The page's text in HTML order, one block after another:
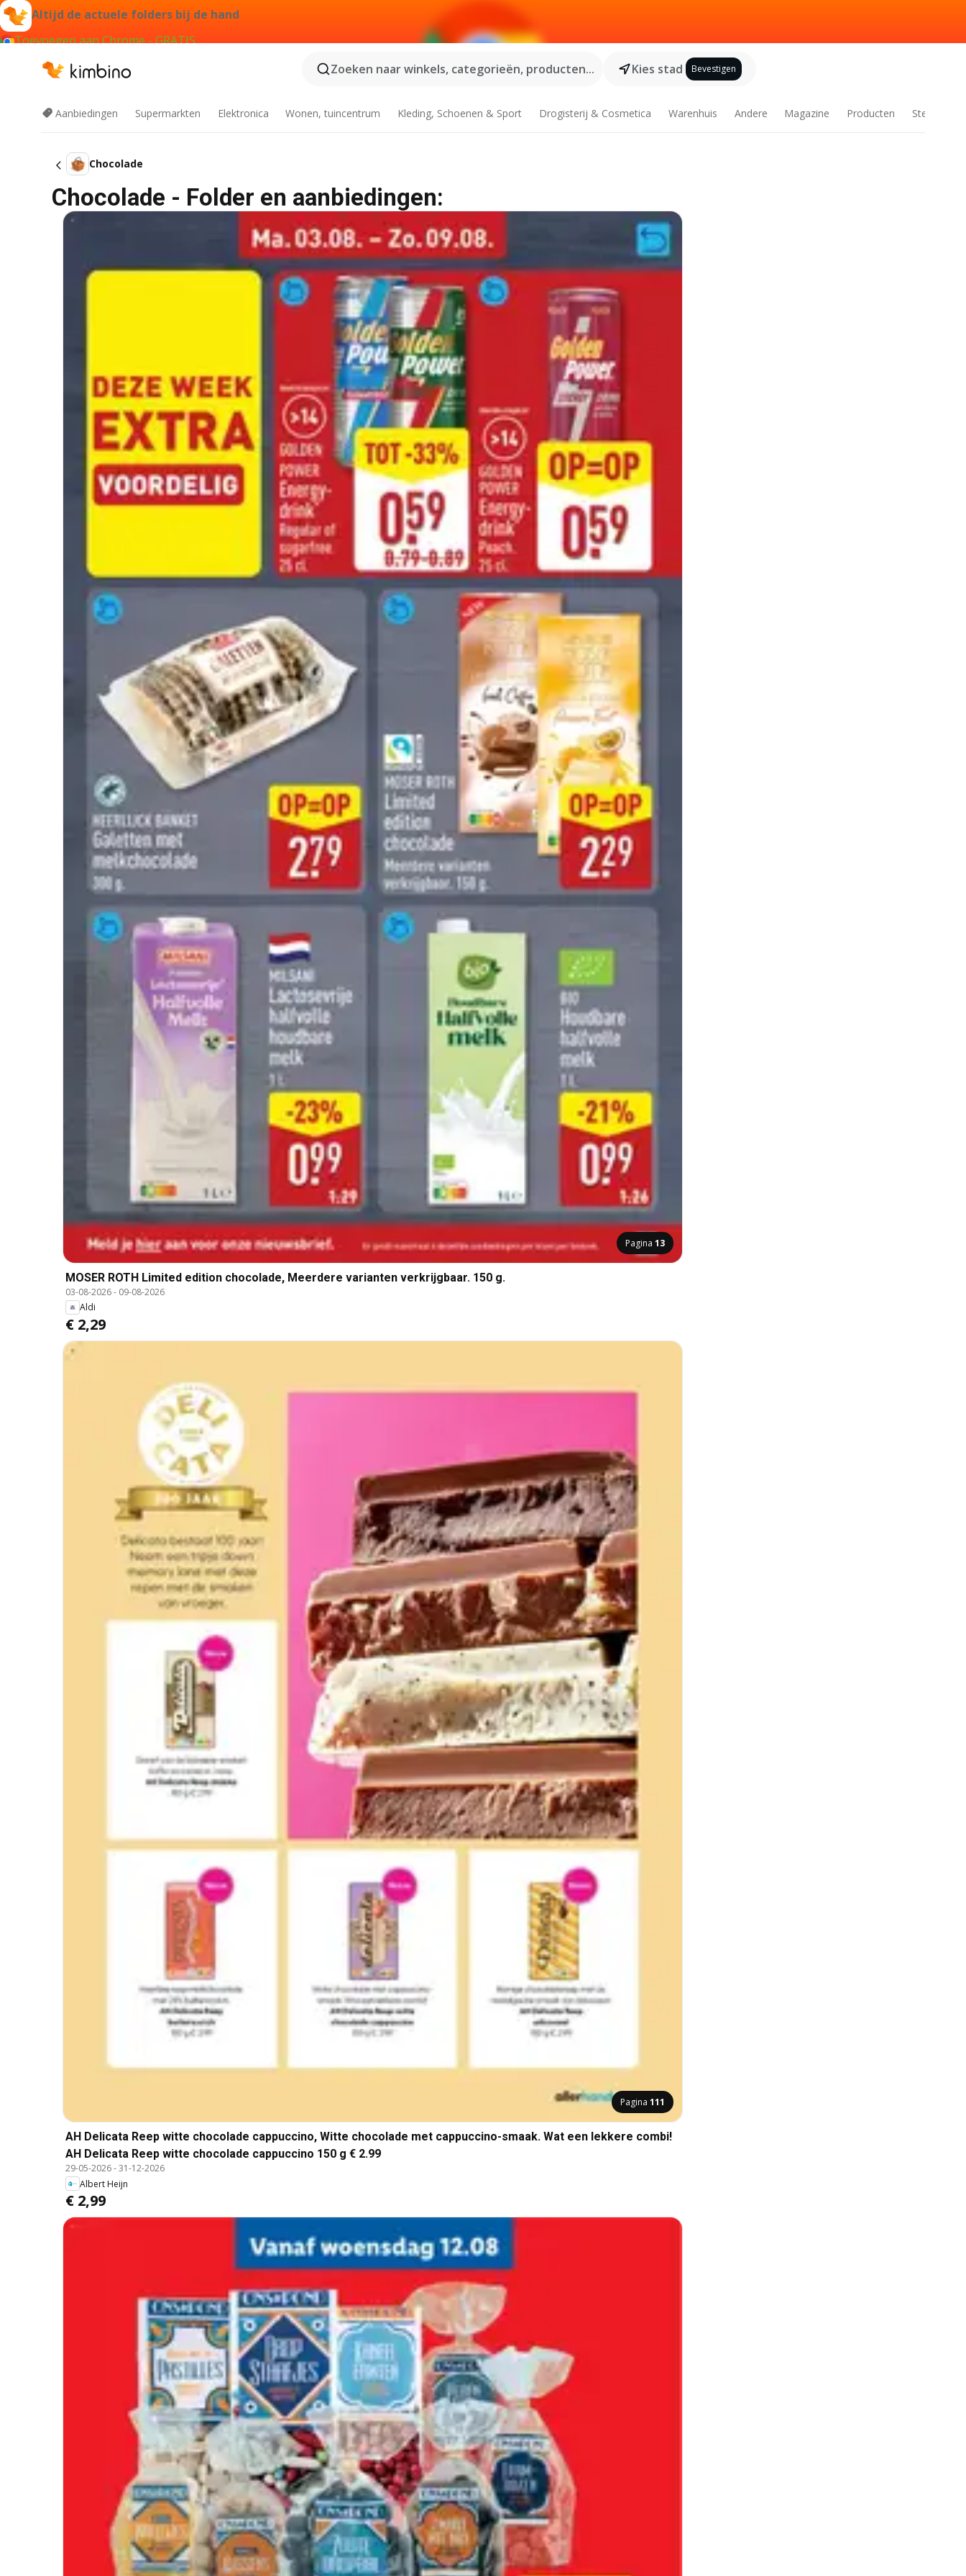
Altijd de actuele folders bij de hand
Toevoegen aan Chrome - GRATIS
Zoeken naar winkels, categorieën, producten...
Kies stad Bevestigen
Aanbiedingen Supermarkten Elektronica Wonen, tuincentrum Kleding, Schoenen & Sport Drogisterij & Cosmetica Warenhuis Andere Magazine Producten Steden
Chocolade
Chocolade - Folder en aanbiedingen:
Pagina 13
MOSER ROTH Limited edition chocolade, Meerdere varianten verkrijgbaar. 150 g.
03-08-2026- 09-08-2026
Aldi
€ 2,29
Pagina 111
AH Delicata Reep witte chocolade cappuccino, Witte chocolade met cappuccino-smaak. Wat een lekkere combi!
AH Delicata Reep witte chocolade cappuccino 150 g € 2.99
29-05-2026-31-12-2026
Albert Heijn
€ 2,99